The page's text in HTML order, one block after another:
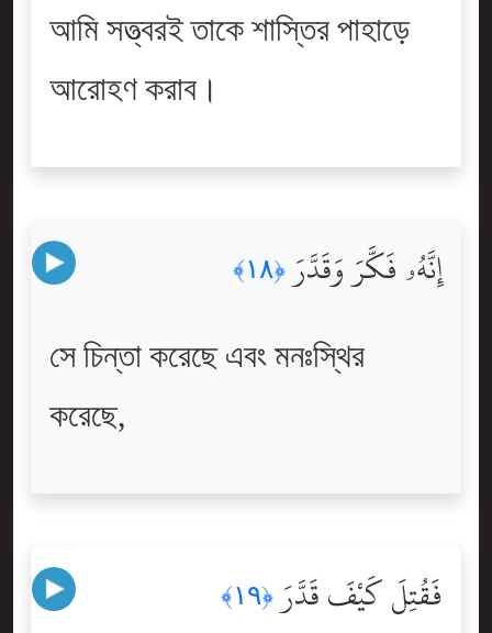
আমি সত্ত্বরই তাকে শাস্তির পাহাড়ে
আরোহণ করাব।
إِنَّهُۥ فَكَّرَ وَقَدَّرَ ﴿١٨﴾
সে চিন্তা করেছে এবং মনঃস্থির
করেছে,
فَقُتِلَ كَيْفَ قَدَّرَ ﴿١٩﴾